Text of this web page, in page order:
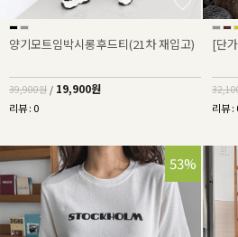
양기모트임박시롱후드티(21차 재입고)
39,900원 / 19,900원
리뷰 : 0
[단
리뷰 :
53%